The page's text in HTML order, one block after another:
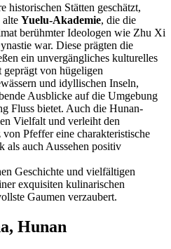
Stätten geschätzt,
alte Yuelu-Akademie, die die
berühmter Ideologen wie Zhu Xi
war. Diese prägten die
ein unvergängliches kulturelles
geprägt von hügeligen
und idyllischen Inseln,
Ausblicke auf die Umgebung
Fluss bietet. Auch die Hunan-
Vielfalt und verleiht den
Pfeffer eine charakteristische
als auch Aussehen positiv
Geschichte und vielfältigen
exquisiten kulinarischen
Gaumen verzaubert.
Hunan